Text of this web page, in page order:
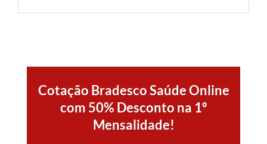
Cotação Bradesco Saúde Online
com 50% Desconto na 1º
Mensalidade!